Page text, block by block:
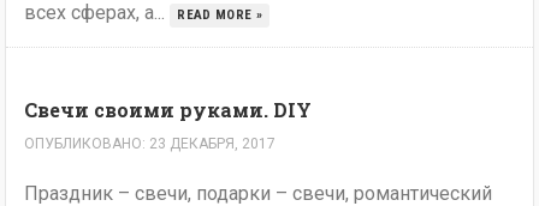
всех сферах, а...
READ MORE »
Свечи своими руками. DIY
ОПУБЛИКОВАНО: 23 ДЕКАБРЯ, 2017
Праздник – свечи, подарки – свечи, романтический